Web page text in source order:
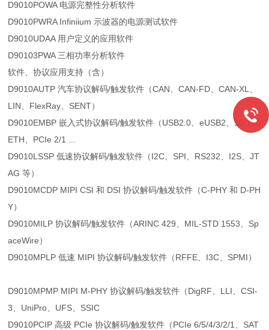
D9010POWA 电源完整性分析软件
D9010PWRA Infiniium 示波器的电源测试软件
D9010UDAA 用户定义的应用软件
D90103PWA 三相功率分析软件
软件、协议应用支持（含）
D9010AUTP 汽车协议解码/触发软件（CAN、CAN-FD、CAN-XL、
LIN、FlexRay、SENT）
D9010EMBP 嵌入式协议解码/触发软件（USB2.0、eUSB2、10/100
ETH、PCIe 2/1 ...
D9010LSSP 低速协议解码/触发软件（I2C、SPI、RS232、I2S、JT
AG 等）
D9010MCDP MIPI CSI 和 DSI 协议解码/触发软件（C-PHY 和 D-PH
Y）
D9010MILP 协议解码/触发软件（ARINC 429、MIL-STD 1553、Sp
aceWire）
D9010MPLP 低速 MIPI 协议解码/触发软件（RFFE、I3C、SPMI）
D9010MPMP MIPI M-PHY 协议解码/触发软件（DigRF、LLI、CSI-
3、UniPro、UFS、SSIC
D9010PCIP 高级 PCIe 协议解码/触发软件（PCIe 6/5/4/3/2/1、SAT